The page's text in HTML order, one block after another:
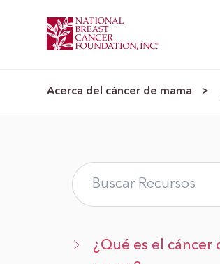
Acerca del cáncer de mama >
¿Qué es el cáncer